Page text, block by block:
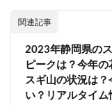
関連記事
2023年静岡県の
ピークは？今年
スギ山の状況は
い？リアルタイム